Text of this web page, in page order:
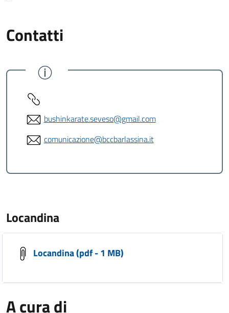
Contatti
bushinkarate.seveso@gmail.com
comunicazione@bccbarlassina.it
Locandina
Locandina (pdf - 1 MB)
A cura di